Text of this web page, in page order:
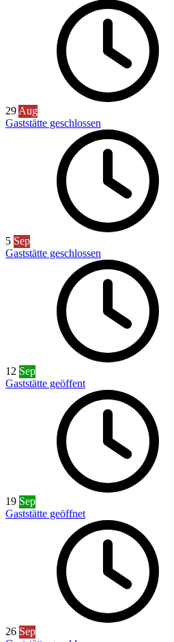
29 Aug
Gaststätte geschlossen
5 Sep
Gaststätte geschlossen
12 Sep
Gaststätte geöffent
19 Sep
Gaststätte geöffnet
26 Sep